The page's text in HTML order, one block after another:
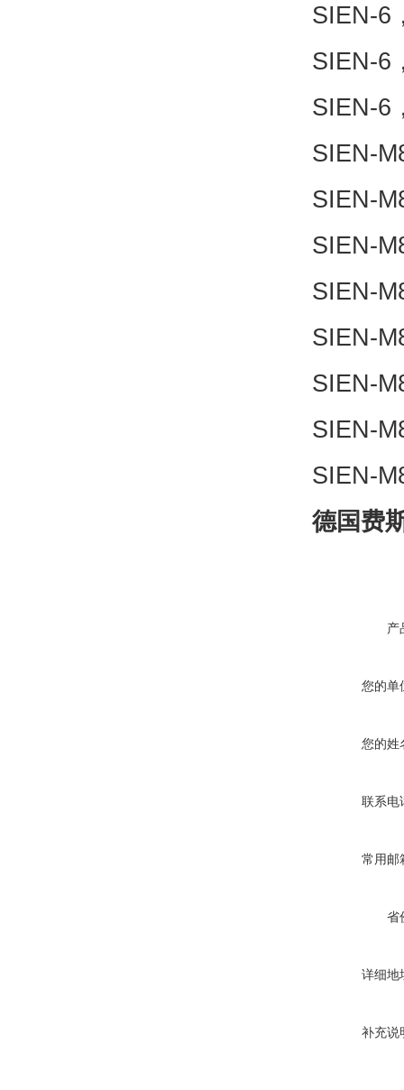
SIEN-6
SIEN-6
SIEN-6
SIEN-
SIEN-
SIEN-
SIEN-
SIEN-
SIEN-
SIEN-
SIEN-
德国费
产
您的单
您的姓
联系电
常用邮
省
详细地
补充说